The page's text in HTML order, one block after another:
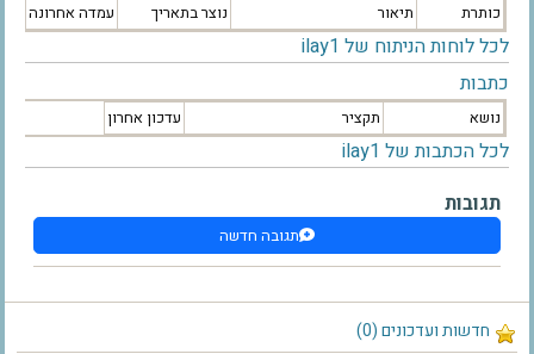
חדשות ועדכונים (0)
כותרת תיאור נוצר בתאריך עמדה אחרונה
לכל לוחות הניתוח של ilay1
כתבות
נושא תקציר עדכון אחרון
לכל הכתבות של ilay1
תגובות
תגובה חדשה